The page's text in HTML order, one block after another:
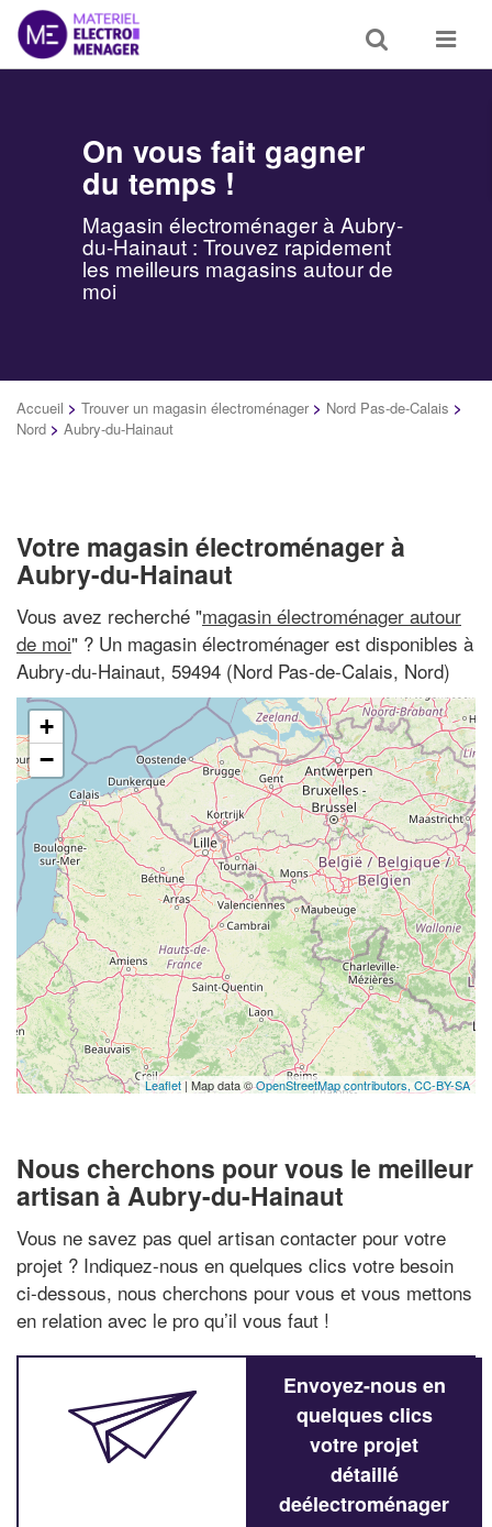
Toggle
search
Toggle
On vous fait gagner
du temps !
Magasin électroménager à Aubry-
du-Hainaut : Trouvez rapidement
les meilleurs magasins autour de
moi
Accueil > Trouver un magasin électroménager > Nord Pas-de-Calais >
Nord > Aubry-du-Hainaut
Votre magasin électroménager à
Aubry-du-Hainaut
Vous avez recherché "magasin électroménager autour
de moi" ? Un magasin électroménager est disponibles à
Aubry-du-Hainaut, 59494 (Nord Pas-de-Calais, Nord)
+
−
Leaflet| Map data ©OpenStreetMap contributors, CC-BY-SA
Nous cherchons pour vous le meilleur
artisan à Aubry-du-Hainaut
Vous ne savez pas quel artisan contacter pour votre
projet ? Indiquez-nous en quelques clics votre besoin
ci-dessous, nous cherchons pour vous et vous mettons
en relation avec le pro qu’il vous faut !
Envoyez-nous en
quelques clics
votre projet
détaillé
deélectroménager